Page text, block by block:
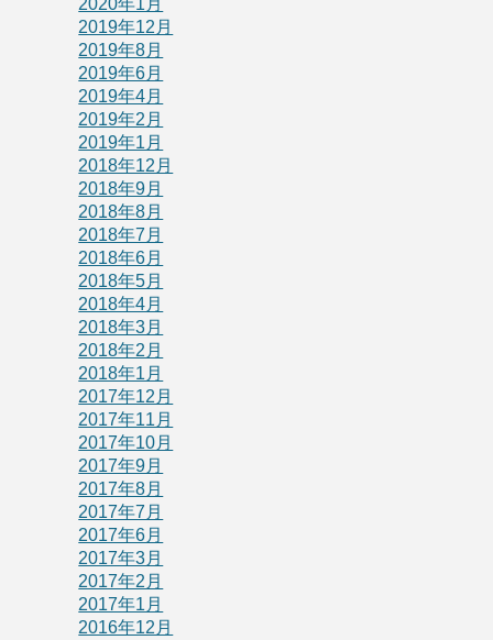
2020年1月
2019年12月
2019年8月
2019年6月
2019年4月
2019年2月
2019年1月
2018年12月
2018年9月
2018年8月
2018年7月
2018年6月
2018年5月
2018年4月
2018年3月
2018年2月
2018年1月
2017年12月
2017年11月
2017年10月
2017年9月
2017年8月
2017年7月
2017年6月
2017年3月
2017年2月
2017年1月
2016年12月